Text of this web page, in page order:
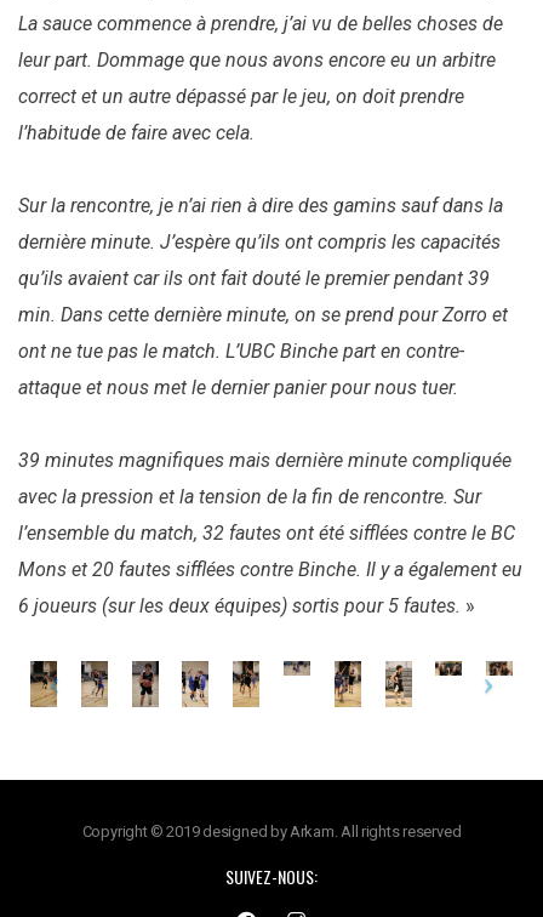
La sauce commence à prendre, j’ai vu de belles choses de
leur part. Dommage que nous avons encore eu un arbitre
correct et un autre dépassé par le jeu, on doit prendre
l’habitude de faire avec cela.
Sur la rencontre, je n’ai rien à dire des gamins sauf dans la
dernière minute. J’espère qu’ils ont compris les capacités
qu’ils avaient car ils ont fait douté le premier pendant 39
min. Dans cette dernière minute, on se prend pour Zorro et
ont ne tue pas le match. L’UBC Binche part en contre-
attaque et nous met le dernier panier pour nous tuer.
39 minutes magnifiques mais dernière minute compliquée
avec la pression et la tension de la fin de rencontre. Sur
l’ensemble du match, 32 fautes ont été sifflées contre le BC
Mons et 20 fautes sifflées contre Binche. Il y a également eu
6 joueurs (sur les deux équipes) sortis pour 5 fautes. »
Copyright © 2019 designed by Arkam. All rights reserved
SUIVEZ-NOUS: